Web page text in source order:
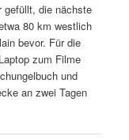
gefüllt, die nächste
80 km westlich
bevor. Für die
zum Filme
und
an zwei Tagen